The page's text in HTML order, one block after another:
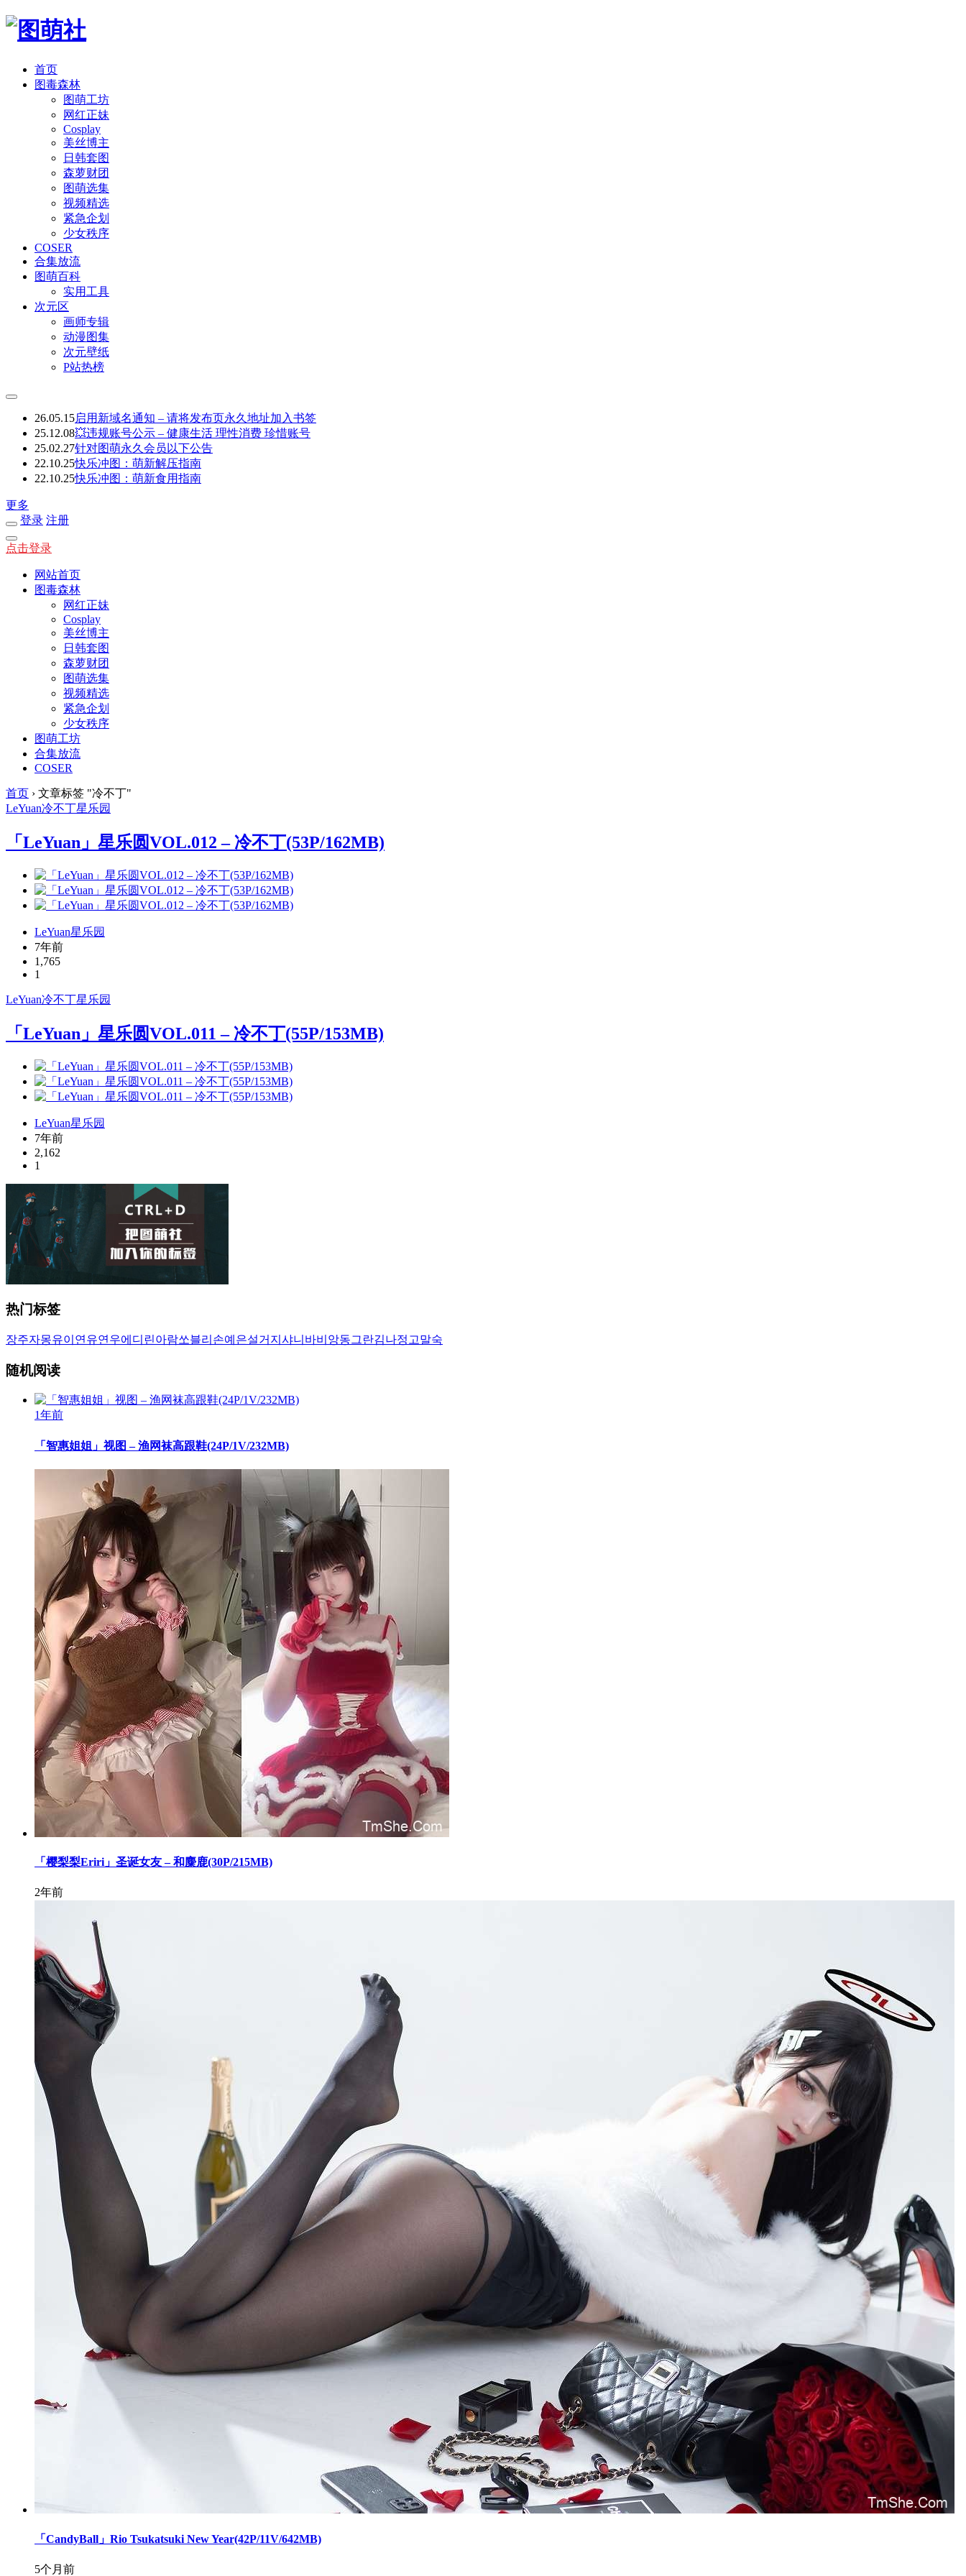
首页
图毒森林
图萌工坊
网红正妹
Cosplay
美丝博主
日韩套图
森萝财团
图萌选集
视频精选
紧急企划
少女秩序
COSER
合集放流
图萌百科
实用工具
次元区
画师专辑
动漫图集
次元壁纸
P站热榜
26.05.15启用新域名通知 – 请将发布页永久地址加入书签
25.12.08💥违规账号公示 – 健康生活 理性消费 珍惜账号
25.02.27针对图萌永久会员以下公告
22.10.25快乐冲图：萌新解压指南
22.10.25快乐冲图：萌新食用指南
更多
登录 注册
点击登录
网站首页
图毒森林
网红正妹
Cosplay
美丝博主
日韩套图
森萝财团
图萌选集
视频精选
紧急企划
少女秩序
图萌工坊
合集放流
COSER
首页 › 文章标签 "冷不丁"
LeYuan冷不丁星乐园
「LeYuan」星乐圆VOL.012 – 冷不丁(53P/162MB)
LeYuan星乐园
7年前
1,765
1
LeYuan冷不丁星乐园
「LeYuan」星乐圆VOL.011 – 冷不丁(55P/153MB)
LeYuan星乐园
7年前
2,162
1
热门标签
장주자몽유이 연유연우에디린아람쏘블리 손예은설거지 샤니 바비앙동그란김나정 고말숙
随机阅读
1年前
「智惠姐姐」视图 – 渔网袜高跟鞋(24P/1V/232MB)
「樱梨梨Eriri」圣诞女友 – 和麋鹿(30P/215MB)
2年前
「CandyBall」Rio Tsukatsuki New Year(42P/11V/642MB)
5个月前